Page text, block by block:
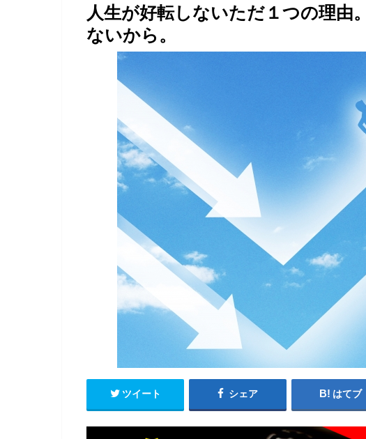
人生が好転しないただ１つの理由
ないから。
ツイート シェア はてブ